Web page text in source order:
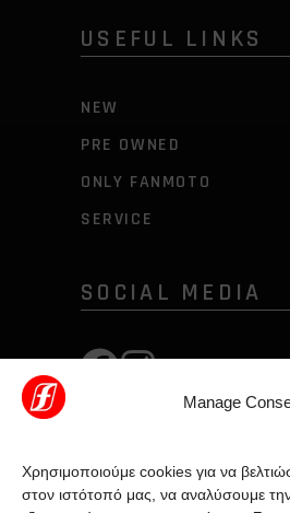
Manage
Χρησιμοποιούμε cookies για να
στον ιστότοπό μας, να αναλύσουμε
USEFUL LINKS
NEW
PRE OWNED
ONLY FANMOTO
SERVICE
SOCIAL MEDIA